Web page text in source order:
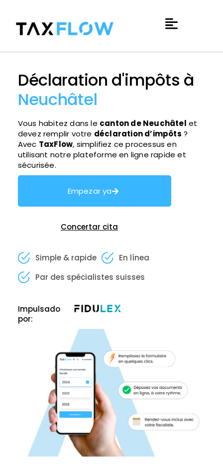
Déclaration d'impôts à
Neuchâtel
Vous habitez dans le canton de Neuchâtel et
devez remplir votre déclaration d’impôts ?
Avec TaxFlow, simplifiez ce processus en
utilisant notre plateforme en ligne rapide et
sécurisée.
Empezar ya
Concertar cita
Simple & rapide
En línea
Par des spécialistes suisses
Impulsado
por: